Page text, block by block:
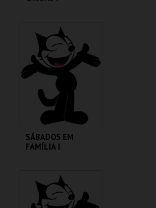
CINEMATECA
MAIS INFO
COMPRAR
SÁBADOS EM
FAMÍLIA |
CINEMATECA